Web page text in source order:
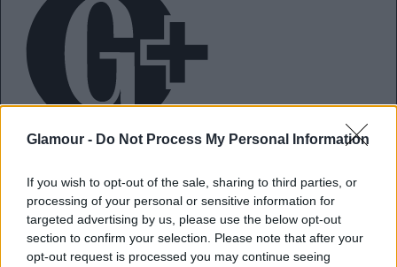
Glamour - Do Not Process My Personal Information
If you wish to opt-out of the sale, sharing to third parties, or
processing of your personal or sensitive information for
targeted advertising by us, please use the below opt-out
section to confirm your selection. Please note that after your
opt-out request is processed you may continue seeing
története valóban a női elnyomás
történeteként értelmezhető?
Konyhában az egészség